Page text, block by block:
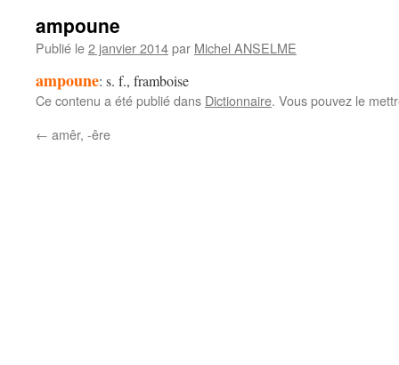
ampoune
Publié le2 janvier 2014par Michel ANSELME
ampoune: s. f., framboise
Ce contenu a été publié dans Dictionnaire. Vous pouvez le
← amêr, -êre